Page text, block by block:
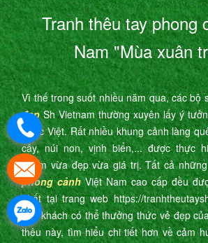
Tranh thêu tay phong
Nam "Mùa xuân
Vì thế trong suốt nhiều năm qua, các bộ
đẹpSh Vietnam thường xuyên lấy ý
nước Việt. Rất nhiều khung cảnh làng
cây, núi non, vịnh biển,... được thực
phẩm vừa đẹp vừa giá trị. Tất cả
phong cảnhViệt Nam cao cấp đều
nhất tại trang web https://
quý khách có thể thưởng thức vẻ đẹp
thêu này, tìm hiểu chi tiết hơn về cảm